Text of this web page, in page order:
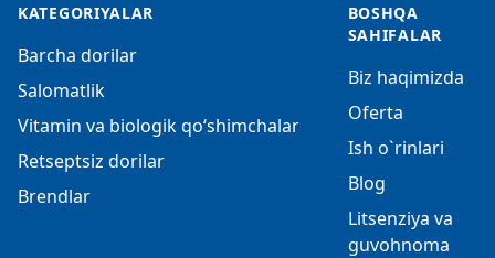
KATEGORIYALAR
Barcha dorilar
Salomatlik
Vitamin va biologik qo‘shimchalar
Retseptsiz dorilar
Brendlar
BOSHQA
SAHIFALAR
Biz haqimizda
Oferta
Ish o`rinlari
Blog
Litsenziya va
guvohnoma